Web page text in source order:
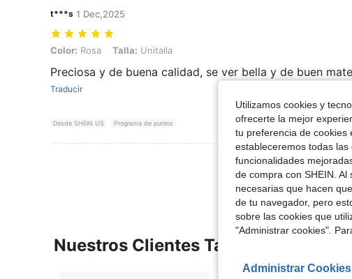
t***s 1 Dec,2025
Color: Rosa, Talla: Unitalla
Color: Rosa Talla: Unitalla
Preciosa y de buena calidad, se ver bella y de buen
Traducir
Desde SHEIN US Programa de puntos
Ver Más Reseñas
Nuestros Clientes También Vieron
Utilizamos cookies y
ofrecerte la mejor
tu preferencia de cookies
estableceremos todas
funcionalidades
de compra con SHEIN.
necesarias que hacen
de tu navegador, pero
sobre las cookies que
"Administrar cookies".
Administrar Cookies